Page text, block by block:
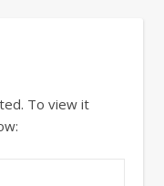
To view it